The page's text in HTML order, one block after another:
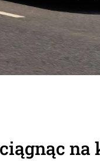
na